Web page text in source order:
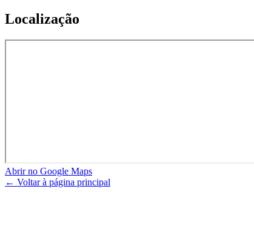
Localização
Abrir no Google Maps
← Voltar à página principal